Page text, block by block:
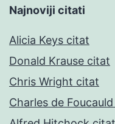
Najnoviji citati
Alicia Keys citat
Donald Krause citat
Chris Wright citat
Charles de